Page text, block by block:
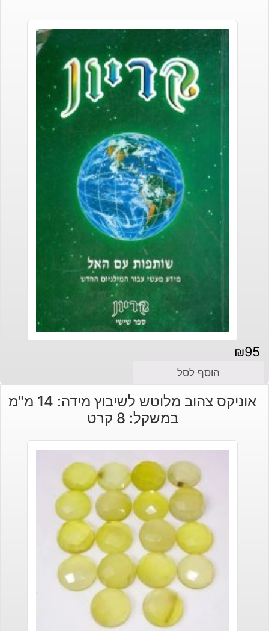
₪95
הוסף לסל
אוניקס צהוב מלוטש לשיבוץ מידה: 14 מ"מ
במשקל: 8 קרט